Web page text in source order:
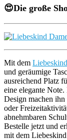
😍Die große
Mit dem
und geräumige
ausreichend Platz
eine elegante
Design machen
oder
abnehmbaren
Bestelle jetzt und
mit dem